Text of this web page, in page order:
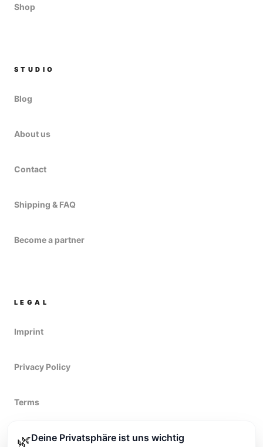
Shop
STUDIO
Blog
About us
Contact
Shipping & FAQ
Become a partner
LEGAL
Imprint
Privacy Policy
Terms
Right of withdrawal
🌿Deine Privatsphäre ist uns wichtig